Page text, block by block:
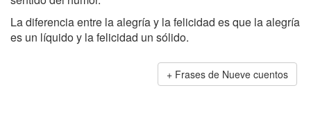
La diferencia entre la alegría y la felicidad es que la alegría
es un líquido y la felicidad un sólido.
Frases de Nueve cuentos